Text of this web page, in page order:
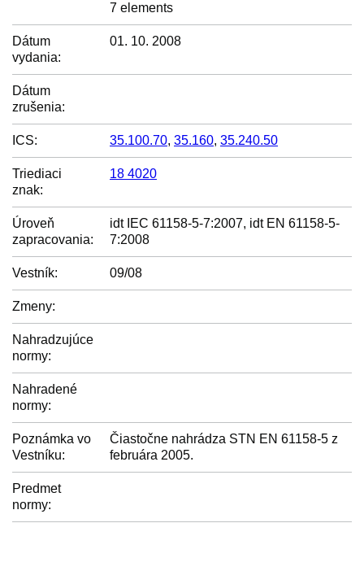
7 elements
Dátum
vydania:
01. 10. 2008
Dátum
zrušenia:
ICS: 35.100.70, 35.160, 35.240.50
Triediaci
znak:
18 4020
Úroveň
zapracovania:
idt IEC 61158-5-7:2007, idt EN 61158-5-
7:2008
Vestník: 09/08
Zmeny:
Nahradzujúce
normy:
Nahradené
normy:
Poznámka vo
Vestníku:
Čiastočne nahrádza STN EN 61158-5 z
februára 2005.
Predmet
normy: